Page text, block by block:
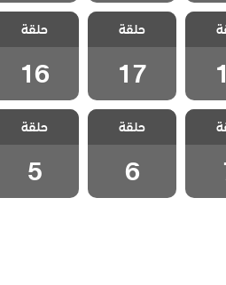
حلم
18
مسلسل حلم
اشرف الحلقة 17
حلقة
17
مسلسل حلم
اشرف الحلقة 16
حلقة
16
حلم
7
مسلسل حلم
اشرف الحلقة 6
حلقة
6
مسلسل حلم
اشرف الحلقة 5
حلقة
5